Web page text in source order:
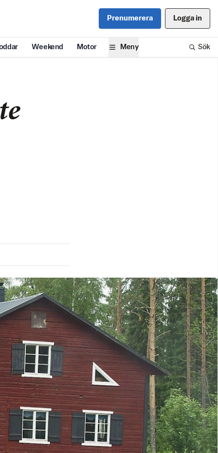
Prenumerera Logga in
Weekend Motor Meny Sök